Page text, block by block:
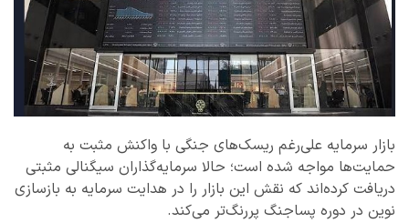
بازار سرمایه علی‌رغم ریسک‌های جنگی با واکنش مثبت به
حمایت‌ها مواجه شده است؛ حالا سرمایه‌گذاران سیگنالی مثبتی
دریافت کرده‌اند که نقش این بازار را در هدایت سرمایه به بازسازی
نوین در دوره پساجنگ پررنگ‌تر می‌کند.